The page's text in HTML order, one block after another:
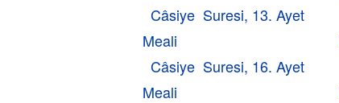
Câsiye Suresi, 13. Ayet
Meali
Câsiye Suresi, 16. Ayet
Meali